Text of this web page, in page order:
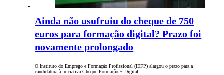
Ainda não usufruiu do cheque de 750
euros para formação digital? Prazo foi
novamente prolongado
O Instituto do Emprego e Formação Profissional (IEFP) alargou o prazo para a
candidatura à iniciativa Cheque Formação + Digital…